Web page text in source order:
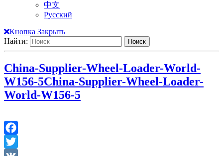
中文
Русский
Кнопка Закрыть
Найти:
China-Supplier-Wheel-Loader-World-
W156-5China-Supplier-Wheel-Loader-
World-W156-5
Facebook